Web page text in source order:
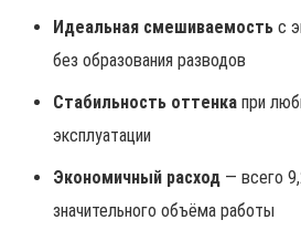
Идеальная смешиваемость с
без образования разводов
Стабильность оттенка при
эксплуатации
Экономичный расход — всего
значительного объёма работы